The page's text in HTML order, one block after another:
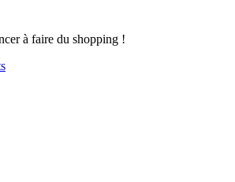
à faire du shopping !